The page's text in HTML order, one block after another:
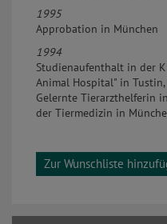
1995
Approbation in München
1994
Studienaufenthalt in der
Animal Hospital" in Tustin,
Gelernte Tierarzthelferin
der Tiermedizin in
Zur Wunschliste